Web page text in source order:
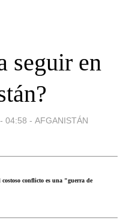
seguir en
04:58 - AFGANISTÁN
costoso conflicto es una "guerra de